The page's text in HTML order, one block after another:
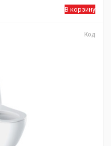
В корзину
Код